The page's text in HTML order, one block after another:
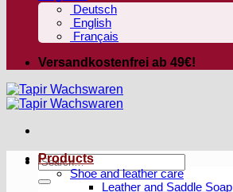
Deutsch
English
Français
Versandkostenfrei ab 49€!
Search
for:
Products
Shoe and leather care
Leather and Saddle Soap